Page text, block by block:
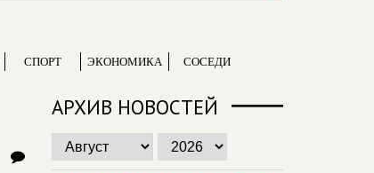
СПОРТ ЭКОНОМИКА СОСЕДИ
АРХИВ НОВОСТЕЙ